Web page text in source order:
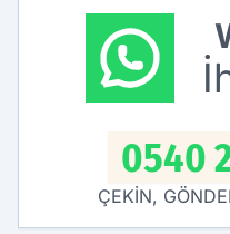
0540
ÇEKİN,